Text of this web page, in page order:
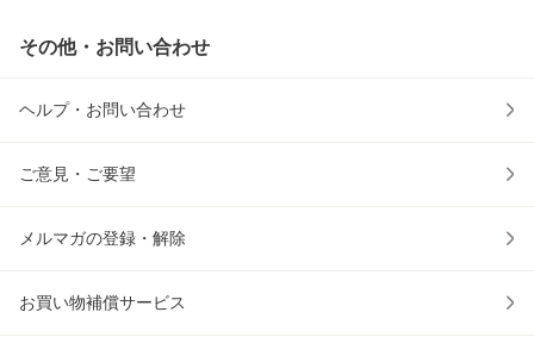
その他・お問い合わせ
ヘルプ・お問い合わせ
ご意見・ご要望
メルマガの登録・解除
お買い物補償サービス